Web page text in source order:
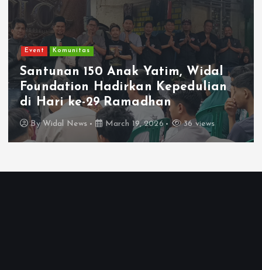
Event Komunitas
Santunan 150 Anak Yatim, Widal
Foundation Hadirkan Kepedulian
di Hari ke-29 Ramadhan
ByWidal News March 19, 2026 36 views